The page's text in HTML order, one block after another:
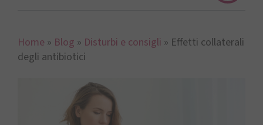
Home » Blog » Disturbi e consigli » Effetti collaterali
degli antibiotici